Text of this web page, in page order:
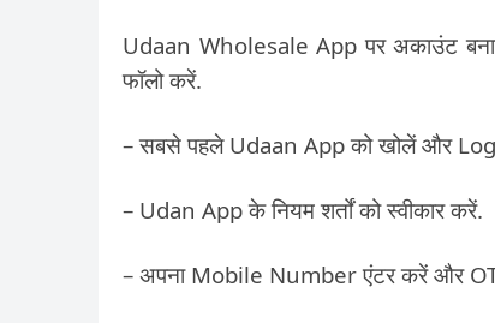
Udaan Wholesale App पर अकाउंट
फॉलो करें.
– सबसे पहले Udaan App को खोलें और
– Udan App के नियम शर्तों को स्वीकार करें.
– अपना Mobile Number एंटर करें और